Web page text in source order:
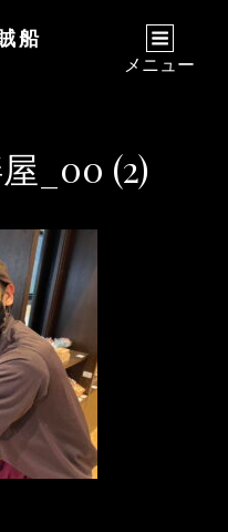
船
メニュー
_00 (2)